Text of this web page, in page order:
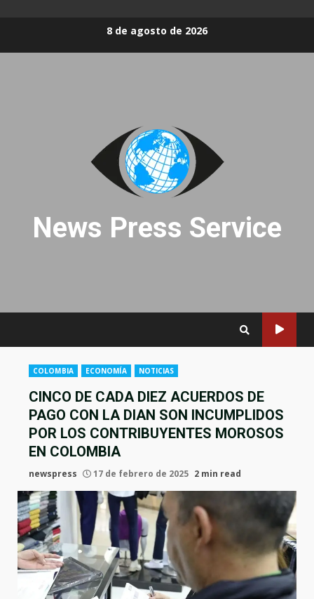
8 de agosto de 2026
News Press Service
COLOMBIA ECONOMÍA NOTICIAS
CINCO DE CADA DIEZ ACUERDOS DE
PAGO CON LA DIAN SON INCUMPLIDOS
POR LOS CONTRIBUYENTES MOROSOS
EN COLOMBIA
newspress 17 de febrero de 2025 2 min read